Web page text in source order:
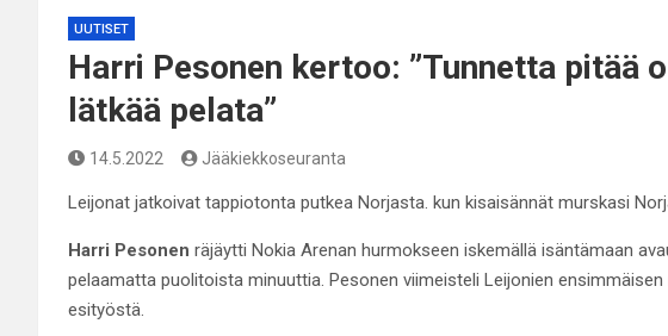
UUTISET
Harri Pesonen kertoo: ”Tunnetta pitää
lätkää pelata”
14.5.2022 Jääkiekkoseuranta
Leijonat jatkoivat tappiotonta putkea Norjasta. kun kisaisännät murskasi
Harri Pesonen räjäytti Nokia Arenan hurmokseen iskemällä isäntämaan
pelaamatta puolitoista minuuttia. Pesonen viimeisteli Leijonien ensimmäisen
esityöstä.